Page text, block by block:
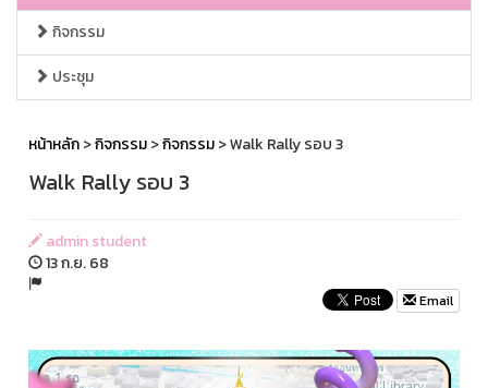
กิจกรรม
ประชุม
หน้าหลัก>กิจกรรม>กิจกรรม> Walk Rally รอบ 3
Walk Rally รอบ 3
admin student
13 ก.ย. 68
Email